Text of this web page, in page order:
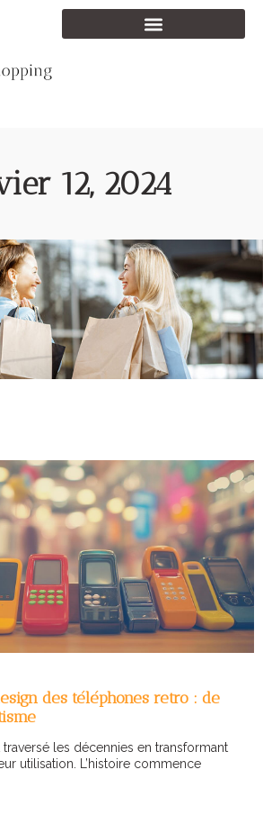
12, 2024
des téléphones retro : de
traversé les décennies en transformant
utilisation. L’histoire commence